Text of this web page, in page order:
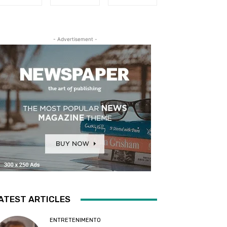
- Advertisement -
ARTICLES
ENTRETENIMENTO